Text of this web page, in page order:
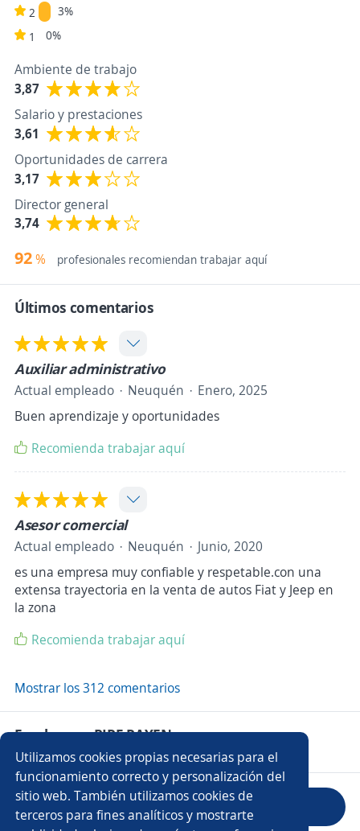
Utilizamos cookies propias necesarias para el
funcionamiento correcto y personalización del
sitio web. También utilizamos cookies de
terceros para fines analíticos y mostrarte
2
3%
1
0%
Ambiente de trabajo
3,87
Salario y prestaciones
3,61
Oportunidades de carrera
3,17
Director general
3,74
92% profesionales recomiendan trabajar aquí
Últimos comentarios
Auxiliar administrativo
Actual empleado Neuquén
Enero, 2025
Buen aprendizaje y oportunidades
Recomienda trabajar aquí
Asesor comercial
Actual empleado Neuquén
Junio, 2020
es una empresa muy confiable y respetable.con una
extensa trayectoria en la venta de autos Fiat y Jeep en
la zona
Recomienda trabajar aquí
Mostrar los 312 comentarios
Empleos en PIRE RAYEN
Evaluar empresa